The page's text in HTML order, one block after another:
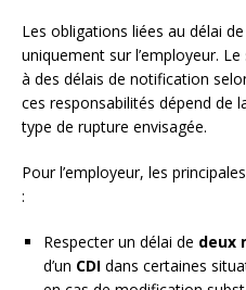
Les obligations liées au délai
uniquement sur l’employeur.
à des délais de notification
ces responsabilités dépend de
type de rupture envisagée.
Pour l’employeur, les
:
Respecter un délai de deux
d’un CDI dans certaines